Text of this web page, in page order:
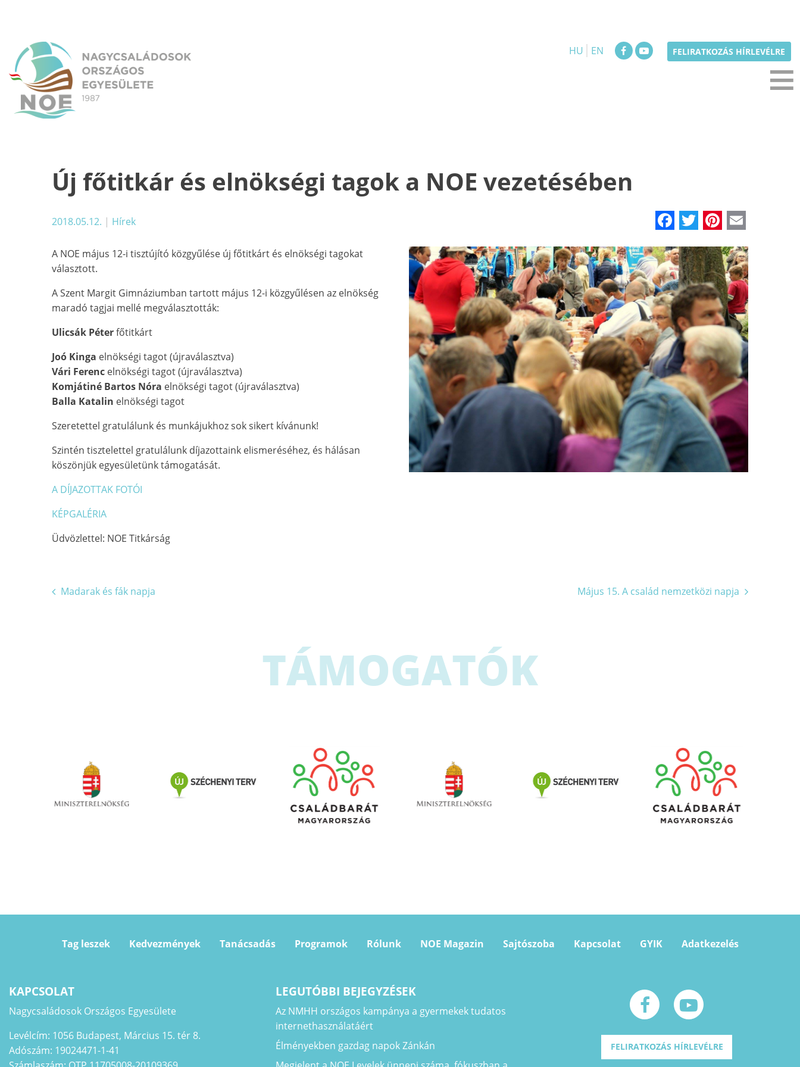
HU EN FELIRATKOZÁS HÍRLEVÉLRE
≡
Új főtitkár és elnökségi tagok a NOE vezetésében
2018.05.12. | Hírek Facebook
Twitter
A NOE május 12-i tisztújító közgyűlése új főtitkárt és elnökségi tagokat
választott.
A Szent Margit Gimnáziumban tartott május 12-i közgyűlésen az elnökség
maradó tagjai mellé megválasztották:
Ulicsák Péterfőtitkárt
Joó Kinga elnökségi tagot (újraválasztva)
Vári Ferenc elnökségi tagot (újraválasztva)
Komjátiné Bartos Nóra elnökségi tagot (újraválasztva)
Balla Katalin elnökségi tagot
Szeretettel gratulálunk és munkájukhoz sok sikert kívánunk!
Szintén tisztelettel gratulálunk díjazottaink elismeréséhez, és hálásan
köszönjük egyesületünk támogatását.
A DÍJAZOTTAK FOTÓI
KÉPGALÉRIA
Üdvözlettel: NOE Titkárság
Bejegyzés
Madarak és fák napja Május 15. A család nemzetközi napja
TÁMOGATÓK
Tag leszek Kedvezmények Tanácsadás Programok Rólunk NOE Magazin Sajtószoba Kapcsolat GYIK Adatkezelés
KAPCSOLAT
Nagycsaládosok Országos Egyesülete
Levélcím: 1056 Budapest, Március 15. tér 8.
Adószám: 19024471-1-41
LEGUTÓBBI BEJEGYZÉSEK
Az NMHH országos kampánya a gyermekek tudatos
internethasználatáért
Élményekben gazdag napok Zánkán
FELIRATKOZÁS HÍRLEVÉLRE